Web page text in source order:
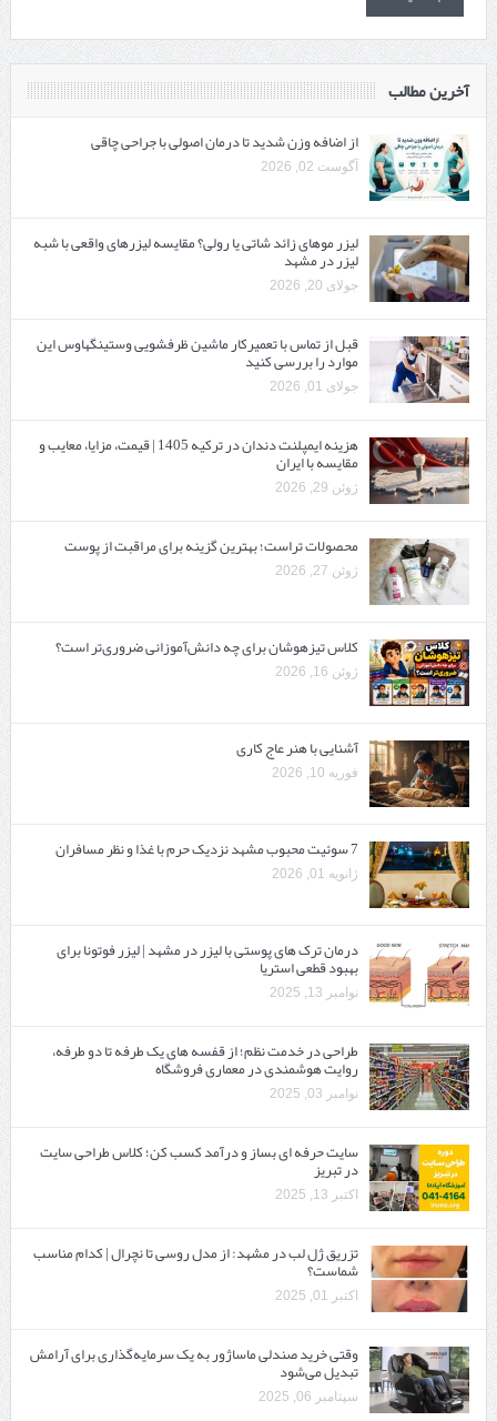
آخرین مطالب
از اضافه وزن شدید تا درمان اصولی با جراحی چاقی
آگوست 02, 2026
لیزر موهای زائد شاتی یا رولی؟ مقایسه لیزرهای واقعی با شبه‌
لیزر در مشهد
جولای 20, 2026
قبل از تماس با تعمیرکار ماشین ظرفشویی وستینگهاوس این
موارد را بررسی کنید
جولای 01, 2026
هزینه ایمپلنت دندان در ترکیه 1405 | قیمت، مزایا، معایب و
مقایسه با ایران
ژوئن 29, 2026
محصولات تراست؛ بهترین گزینه برای مراقبت از پوست
ژوئن 27, 2026
کلاس تیزهوشان برای چه دانش‌آموزانی ضروری‌تر است؟
ژوئن 16, 2026
آشنایی با هنر عاج کاری
فوریه 10, 2026
7 سوئیت محبوب مشهد نزدیک حرم با غذا و نظر مسافران
ژانویه 01, 2026
درمان ترک های پوستی با لیزر در مشهد | لیزر فوتونا برای
بهبود قطعی استریا
نوامبر 13, 2025
طراحی در خدمت نظم؛ از قفسه ‌های یک‌ طرفه تا دو طرفه،
روایت هوشمندی در معماری فروشگاه
نوامبر 03, 2025
سایت حرفه ‌ای بساز و درآمد کسب کن؛ کلاس طراحی سایت
در تبریز
اکتبر 13, 2025
تزریق ژل لب در مشهد: از مدل روسی تا نچرال | کدام مناسب
شماست؟
اکتبر 01, 2025
وقتی خرید صندلی ماساژور به یک سرمایه‌گذاری برای آرامش
تبدیل می‌شود
سپتامبر 06, 2025